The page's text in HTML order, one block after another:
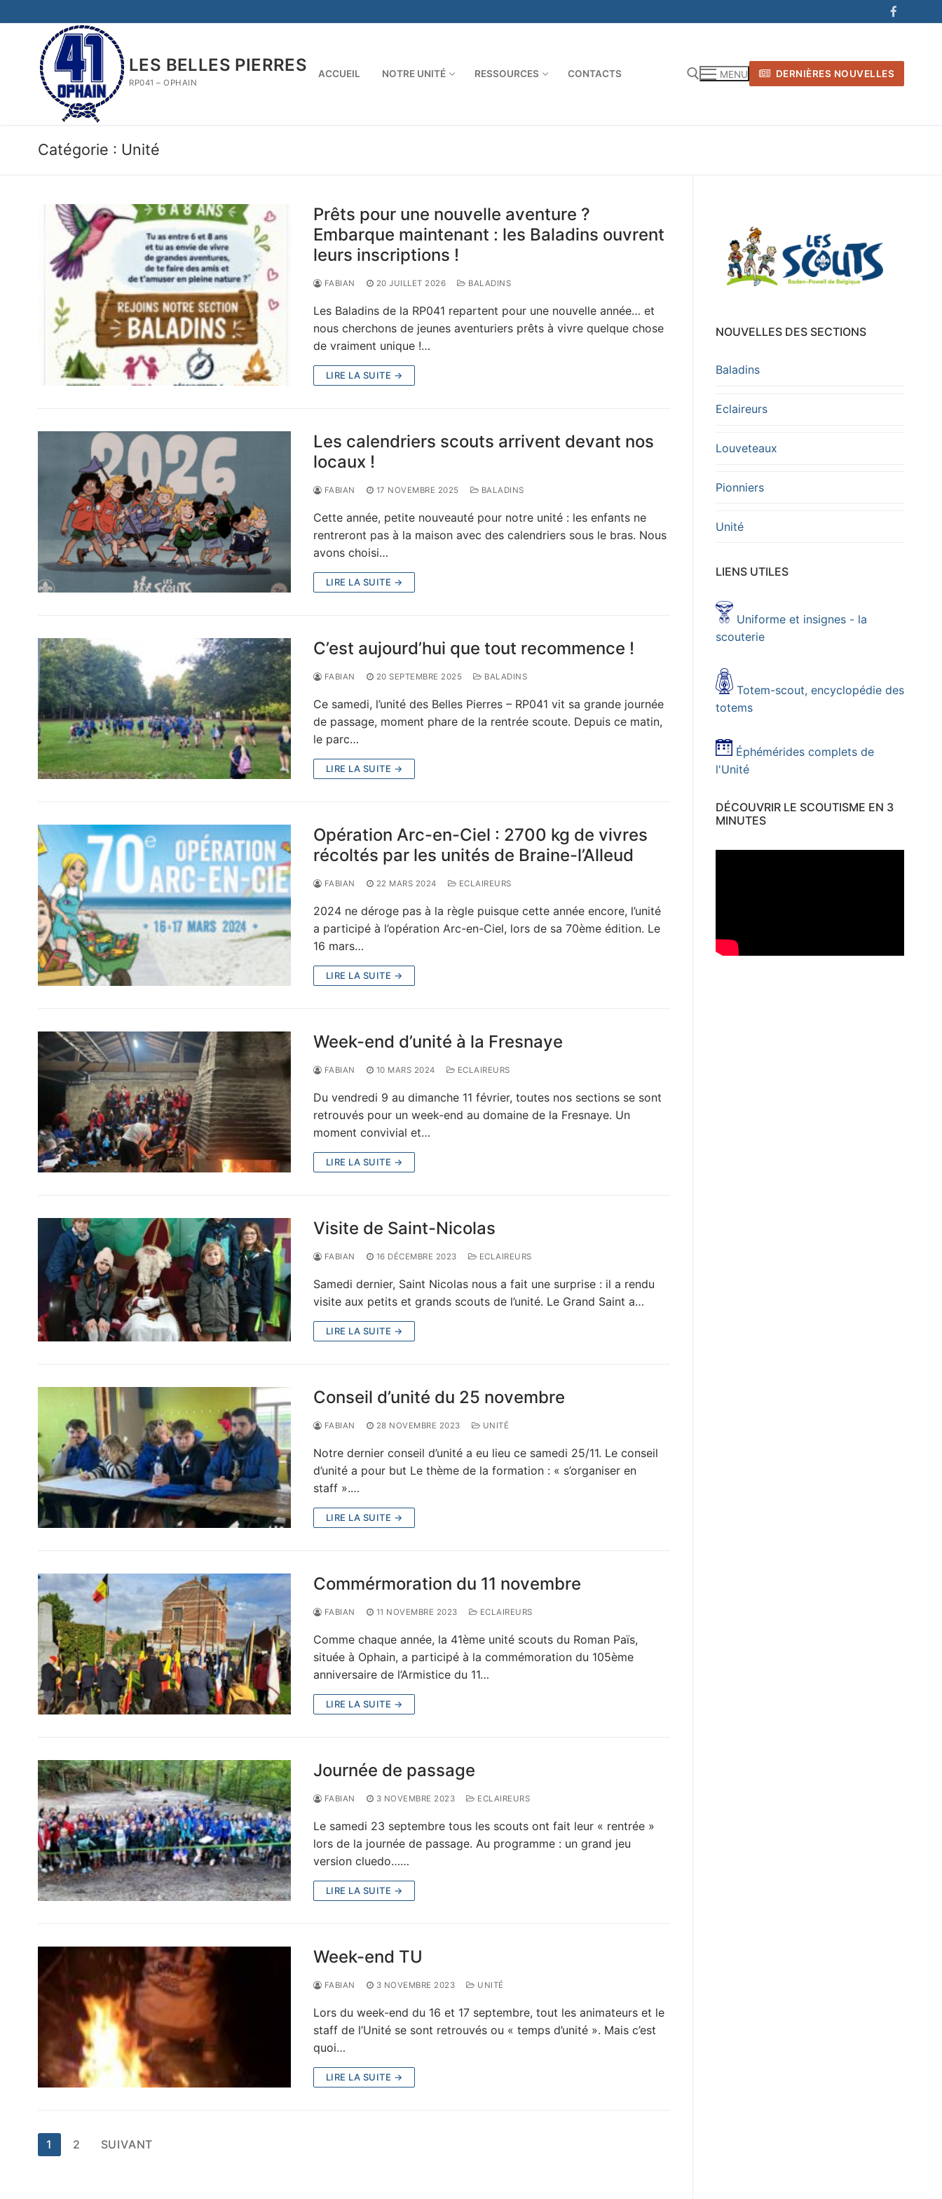
au
LES BELLES PIERRES
RP041 – OPHAIN
ACCUEIL NOTRE UNITÉ RESSOURCES CONTACTS MENU DERNIÈRES NOUVELLES
Catégorie : Unité
Prêts pour une nouvelle aventure ?
Embarque maintenant : les Baladins ouvrent
leurs inscriptions !
FABIAN 20 JUILLET 2026 BALADINS
Les Baladins de la RP041 repartent pour une nouvelle année… et
nous cherchons de jeunes aventuriers prêts à vivre quelque chose
de vraiment unique !…
LIRE LA SUITE →
Les calendriers scouts arrivent devant nos
locaux !
FABIAN 17 NOVEMBRE 2025 BALADINS
Cette année, petite nouveauté pour notre unité : les enfants ne
rentreront pas à la maison avec des calendriers sous le bras. Nous
avons choisi…
LIRE LA SUITE →
C’est aujourd’hui que tout recommence !
FABIAN 20 SEPTEMBRE 2025 BALADINS
Ce samedi, l’unité des Belles Pierres – RP041 vit sa grande journée
de passage, moment phare de la rentrée scoute. Depuis ce matin,
le parc…
LIRE LA SUITE →
Opération Arc-en-Ciel : 2700 kg de vivres
récoltés par les unités de Braine-l’Alleud
FABIAN 22 MARS 2024 ECLAIREURS
2024 ne déroge pas à la règle puisque cette année encore, l’unité
a participé à l’opération Arc-en-Ciel, lors de sa 70ème édition. Le
16 mars…
LIRE LA SUITE →
Week-end d’unité à la Fresnaye
FABIAN 10 MARS 2024 ECLAIREURS
Du vendredi 9 au dimanche 11 février, toutes nos sections se sont
retrouvés pour un week-end au domaine de la Fresnaye. Un
moment convivial et…
LIRE LA SUITE →
Visite de Saint-Nicolas
FABIAN 16 DÉCEMBRE 2023 ECLAIREURS
Samedi dernier, Saint Nicolas nous a fait une surprise : il a rendu
visite aux petits et grands scouts de l’unité. Le Grand Saint a…
LIRE LA SUITE →
Conseil d’unité du 25 novembre
FABIAN 28 NOVEMBRE 2023 UNITÉ
Notre dernier conseil d’unité a eu lieu ce samedi 25/11. Le conseil
d’unité a pour but Le thème de la formation : « s’organiser en
staff ».…
LIRE LA SUITE →
Commérmoration du 11 novembre
FABIAN 11 NOVEMBRE 2023 ECLAIREURS
Comme chaque année, la 41ème unité scouts du Roman Païs,
située à Ophain, a participé à la commémoration du 105ème
anniversaire de l’Armistice du 11…
LIRE LA SUITE →
Journée de passage
FABIAN 3 NOVEMBRE 2023 ECLAIREURS
Le samedi 23 septembre tous les scouts ont fait leur « rentrée »
lors de la journée de passage. Au programme : un grand jeu
version cluedo……
LIRE LA SUITE →
Week-end TU
FABIAN 3 NOVEMBRE 2023 UNITÉ
Lors du week-end du 16 et 17 septembre, tout les animateurs et le
staff de l’Unité se sont retrouvés ou « temps d’unité ». Mais c’est
quoi…
LIRE LA SUITE →
Pagination
1 2 SUIVANT
NOUVELLES DES SECTIONS
Baladins
Eclaireurs
Louveteaux
Pionniers
Unité
LIENS UTILES
Uniforme et insignes - la
scouterie
Totem-scout, encyclopédie des
totems
Éphémérides complets de
l'Unité
DÉCOUVRIR LE SCOUTISME EN 3
MINUTES